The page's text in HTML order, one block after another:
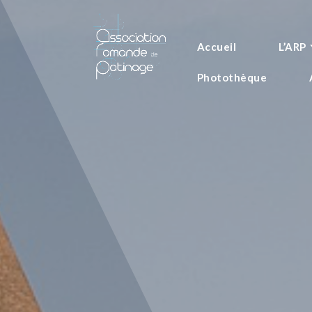
Accueil L’ARP
Photothèque